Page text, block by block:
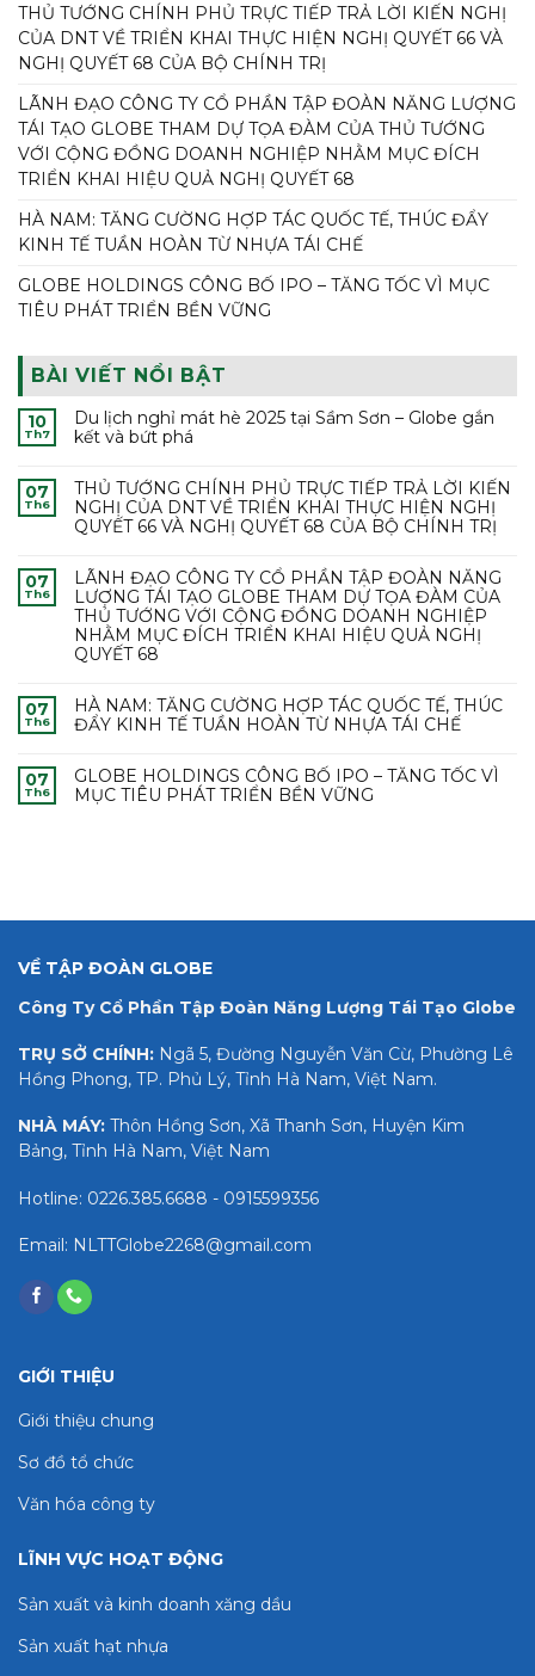
THỦ TƯỚNG CHÍNH PHỦ TRỰC TIẾP TRẢ LỜI KIẾN NGHỊ
CỦA DNT VỀ TRIỂN KHAI THỰC HIỆN NGHỊ QUYẾT 66 VÀ
NGHỊ QUYẾT 68 CỦA BỘ CHÍNH TRỊ
LÃNH ĐẠO CÔNG TY CỔ PHẦN TẬP ĐOÀN NĂNG LƯỢNG
TÁI TẠO GLOBE THAM DỰ TỌA ĐÀM CỦA THỦ TƯỚNG
VỚI CỘNG ĐỒNG DOANH NGHIỆP NHẰM MỤC ĐÍCH
TRIỂN KHAI HIỆU QUẢ NGHỊ QUYẾT 68
HÀ NAM: TĂNG CƯỜNG HỢP TÁC QUỐC TẾ, THÚC ĐẨY
KINH TẾ TUẦN HOÀN TỪ NHỰA TÁI CHẾ
GLOBE HOLDINGS CÔNG BỐ IPO – TĂNG TỐC VÌ MỤC
TIÊU PHÁT TRIỂN BỀN VỮNG
BÀI VIẾT NỔI BẬT
10
Th7
Du lịch nghỉ mát hè 2025 tại Sầm Sơn – Globe gắn
kết và bứt phá
07
Th6
THỦ TƯỚNG CHÍNH PHỦ TRỰC TIẾP TRẢ LỜI KIẾN
NGHỊ CỦA DNT VỀ TRIỂN KHAI THỰC HIỆN NGHỊ
QUYẾT 66 VÀ NGHỊ QUYẾT 68 CỦA BỘ CHÍNH TRỊ
07
Th6
LÃNH ĐẠO CÔNG TY CỔ PHẦN TẬP ĐOÀN NĂNG
LƯỢNG TÁI TẠO GLOBE THAM DỰ TỌA ĐÀM CỦA
THỦ TƯỚNG VỚI CỘNG ĐỒNG DOANH NGHIỆP
NHẰM MỤC ĐÍCH TRIỂN KHAI HIỆU QUẢ NGHỊ
QUYẾT 68
07
Th6
HÀ NAM: TĂNG CƯỜNG HỢP TÁC QUỐC TẾ, THÚC
ĐẨY KINH TẾ TUẦN HOÀN TỪ NHỰA TÁI CHẾ
07
Th6
GLOBE HOLDINGS CÔNG BỐ IPO – TĂNG TỐC VÌ
MỤC TIÊU PHÁT TRIỂN BỀN VỮNG
VỀ TẬP ĐOÀN GLOBE
Công Ty Cổ Phần Tập Đoàn Năng Lượng Tái Tạo Globe
TRỤ SỞ CHÍNH: Ngã 5, Đường Nguyễn Văn Cừ, Phường Lê
Hồng Phong, TP. Phủ Lý, Tỉnh Hà Nam, Việt Nam.
NHÀ MÁY: Thôn Hồng Sơn, Xã Thanh Sơn, Huyện Kim
Bảng, Tỉnh Hà Nam, Việt Nam
Hotline: 0226.385.6688 - 0915599356
Email: NLTTGlobe2268@gmail.com
GIỚI THIỆU
Giới thiệu chung
Sơ đồ tổ chức
Văn hóa công ty
LĨNH VỰC HOẠT ĐỘNG
Sản xuất và kinh doanh xăng dầu
Sản xuất hạt nhựa